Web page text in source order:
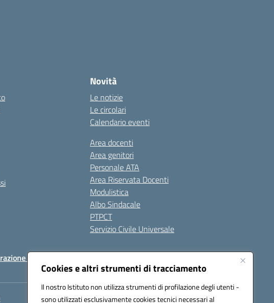
Cookies e altri strumenti di tracciamento
Il nostro Istituto non utilizza strumenti di profilazione degli utenti -
sono utilizzati esclusivamente cookies tecnici necessari al
Novità
Le notizie
Le circolari
Calendario eventi
Area docenti
Area genitori
Personale ATA
Area Riservata Docenti
Modulistica
Albo Sindacale
PTPCT
Servizio Civile Universale
di accessibilità